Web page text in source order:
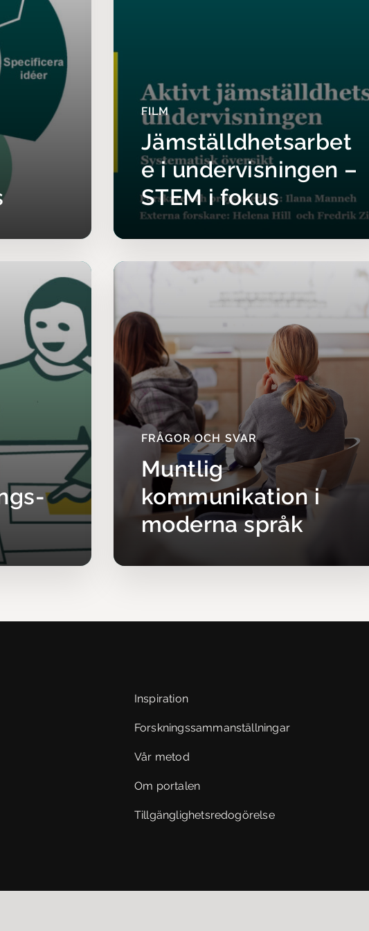
Vilka är de viktigaste
kan dras från översikten
– Studierna som ingår i översikten visar att oavsett om
diskussioner, arbete med olika material eller ändrat
är en genomtänkt och medveten planering och
ofta främjar elevernas lärande och utveckling, oavsett
slutsatser som kan dras från översikten visar betydelsen av ett
jämställdhetsarbete där läraren
reflekterar över sina egna föreställningar om kön och hur det
problematiserar och reflekterar över varför flickor och pojkar
reflekterar över på vilket sätt eleverna får vara med och
undervisningen, och om flickor och pojkar får lika mycket
hjälper eleverna att organisera sitt lärande för att kunna
Illustration: Ása Jóhannsdóttir
FILM
Jämställdhetsarbet
e i undervisningen –
STEM i fokus
FRÅGOR OCH SVAR
Muntlig
kommunikation i
moderna språk
Inspiration
Forskningssammanställningar
Vår metod
Om portalen
Tillgänglighetsredogörelse